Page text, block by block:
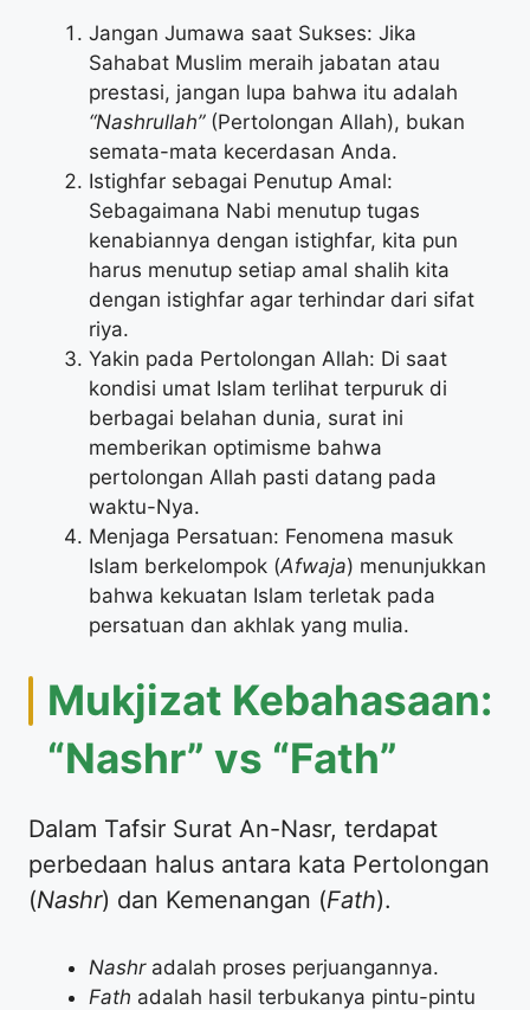
Jangan Jumawa saat Sukses: Jika
Sahabat Muslim meraih jabatan atau
prestasi, jangan lupa bahwa itu adalah
“Nashrullah”(Pertolongan Allah), bukan
semata-mata kecerdasan Anda.
Istighfar sebagai Penutup Amal:
Sebagaimana Nabi menutup tugas
kenabiannya dengan istighfar, kita pun
harus menutup setiap amal shalih kita
dengan istighfar agar terhindar dari sifat
riya.
Yakin pada Pertolongan Allah: Di saat
kondisi umat Islam terlihat terpuruk di
berbagai belahan dunia, surat ini
memberikan optimisme bahwa
pertolongan Allah pasti datang pada
waktu-Nya.
Menjaga Persatuan: Fenomena masuk
Islam berkelompok (Afwaja) menunjukkan
bahwa kekuatan Islam terletak pada
persatuan dan akhlak yang mulia.
Mukjizat Kebahasaan:
“Nashr” vs “Fath”
Dalam Tafsir Surat An-Nasr, terdapat
perbedaan halus antara kata Pertolongan
(Nashr) dan Kemenangan (Fath).
Nashradalah proses perjuangannya.
Fath adalah hasil terbukanya pintu-pintu